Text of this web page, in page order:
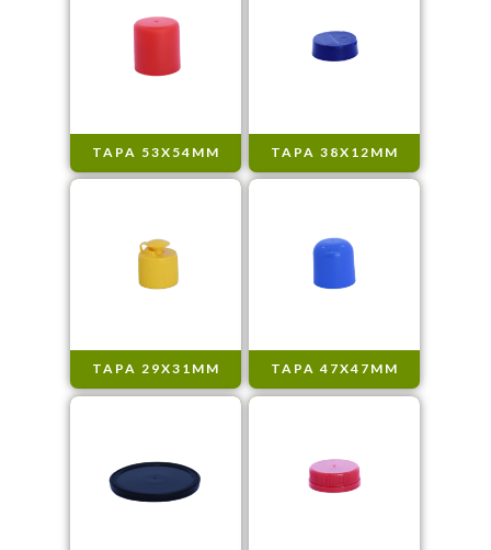
TAPA 53X54MM TAPA 38X12MM
TAPA 29X31MM TAPA 47X47MM